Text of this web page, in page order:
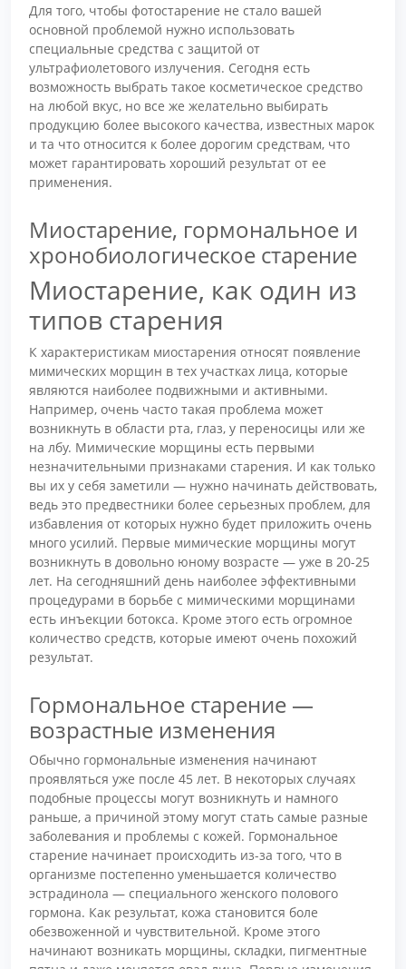
Для того, чтобы фотостарение не стало вашей
основной проблемой нужно использовать
специальные средства с защитой от
ультрафиолетового излучения. Сегодня есть
возможность выбрать такое косметическое средство
на любой вкус, но все же желательно выбирать
продукцию более высокого качества, известных марок
и та что относится к более дорогим средствам, что
может гарантировать хороший результат от ее
применения.
Миостарение, гормональное и
хронобиологическое старение
Миостарение, как один из
типов старения
К характеристикам миостарения относят появление
мимических морщин в тех участках лица, которые
являются наиболее подвижными и активными.
Например, очень часто такая проблема может
возникнуть в области рта, глаз, у переносицы или же
на лбу. Мимические морщины есть первыми
незначительными признаками старения. И как только
вы их у себя заметили — нужно начинать действовать,
ведь это предвестники более серьезных проблем, для
избавления от которых нужно будет приложить очень
много усилий. Первые мимические морщины могут
возникнуть в довольно юному возрасте — уже в 20-25
лет. На сегодняшний день наиболее эффективными
процедурами в борьбе с мимическими морщинами
есть инъекции ботокса. Кроме этого есть огромное
количество средств, которые имеют очень похожий
результат.
Гормональное старение —
возрастные изменения
Обычно гормональные изменения начинают
проявляться уже после 45 лет. В некоторых случаях
подобные процессы могут возникнуть и намного
раньше, а причиной этому могут стать самые разные
заболевания и проблемы с кожей. Гормональное
старение начинает происходить из-за того, что в
организме постепенно уменьшается количество
эстрадинола — специального женского полового
гормона. Как результат, кожа становится боле
обезвоженной и чувствительной. Кроме этого
начинают возникать морщины, складки, пигментные